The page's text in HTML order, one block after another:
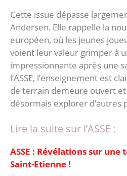
‎Cette issue dépasse
Andersen. Elle rappelle la
européen, où les jeunes
voient leur valeur grimper à
impressionnante après une
l’ASSE, l’enseignement est
de terrain demeure ouvert
désormais explorer d’autres
Lire la suite sur l’ASSE :
ASSE : Révélations sur
Saint-Etienne !